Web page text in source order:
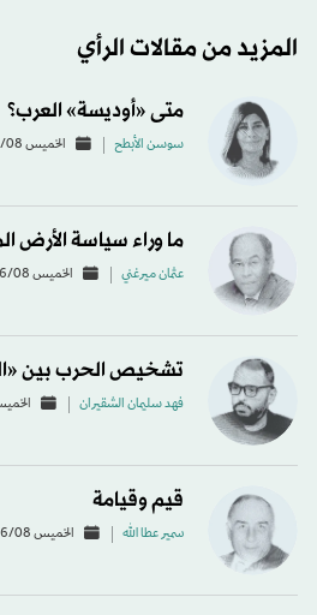
المزيد من مقالات الرأي
متى «أوديسة» العرب؟
سوسن الأبطح الخميس 06/08 - 00:05
ما وراء سياسة الأرض
عثمان ميرغني الخميس 06/08 - 00:05
تشخيص الحرب بين
فهد سليمان الشقيران الخميس 06/08 -
قيم وقيامة
سمير عطا الله الخميس 06/08 - 00:05